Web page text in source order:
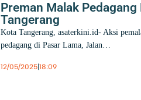
Preman Malak
Tangerang
Kota Tangerang, asaterkini.id- Aksi
pedagang di Pasar Lama, Jalan…
12/05/2025 |18:09